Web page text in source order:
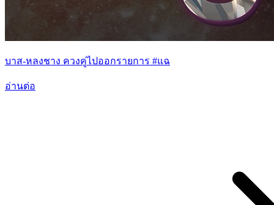
บาส-หลงชาง ควงคู่ไปออกรายการ #แฉ
อ่านต่อ